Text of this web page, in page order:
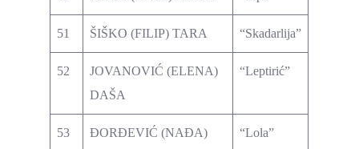
51 ŠIŠKO (FILIP) TARA “Skadarlija”
52
JOVANOVIĆ (ELENA)
DAŠA
“Leptirić”
53
ĐORĐEVIĆ (NAĐA)
“Lola”